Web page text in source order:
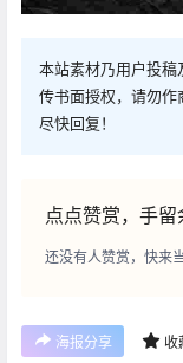
本站素材乃用户投稿
传书面授权，请勿
尽快回复！
点点赞赏，手留
还没有人赞赏，快来
海报分享 收